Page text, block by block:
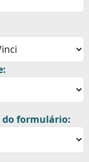
do formulário: